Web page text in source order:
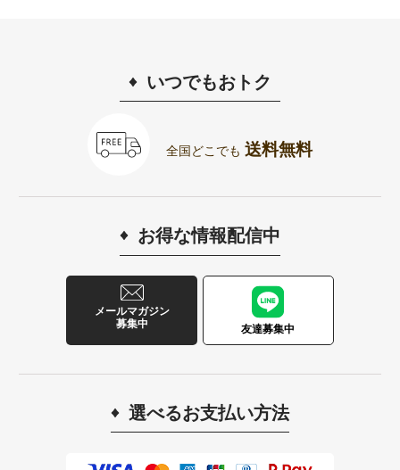
いつでもおトク
全国どこでも 送料無料
お得な情報配信中
メールマガジン
募集中
友達募集中
選べるお支払い方法